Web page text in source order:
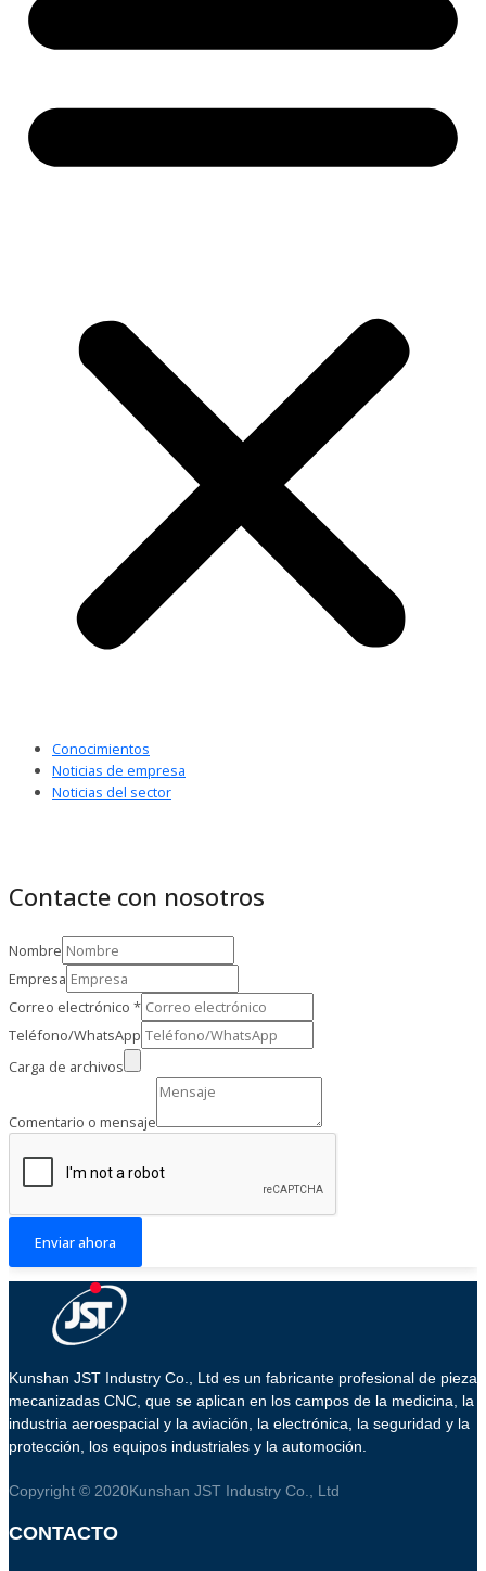
Conocimientos
Noticias de empresa
Noticias del sector
Contacte con nosotros
Nombre
Empresa
Correo electrónico *
Teléfono/WhatsApp
Carga de archivos
Comentario o mensaje
Enviar ahora
Kunshan JST Industry Co., Ltd es un fabricante profesional de piezas
mecanizadas CNC, que se aplican en los campos de la medicina, la
industria aeroespacial y la aviación, la electrónica, la seguridad y la
protección, los equipos industriales y la automoción.
Copyright © 2020Kunshan JST Industry Co., Ltd
CONTACTO